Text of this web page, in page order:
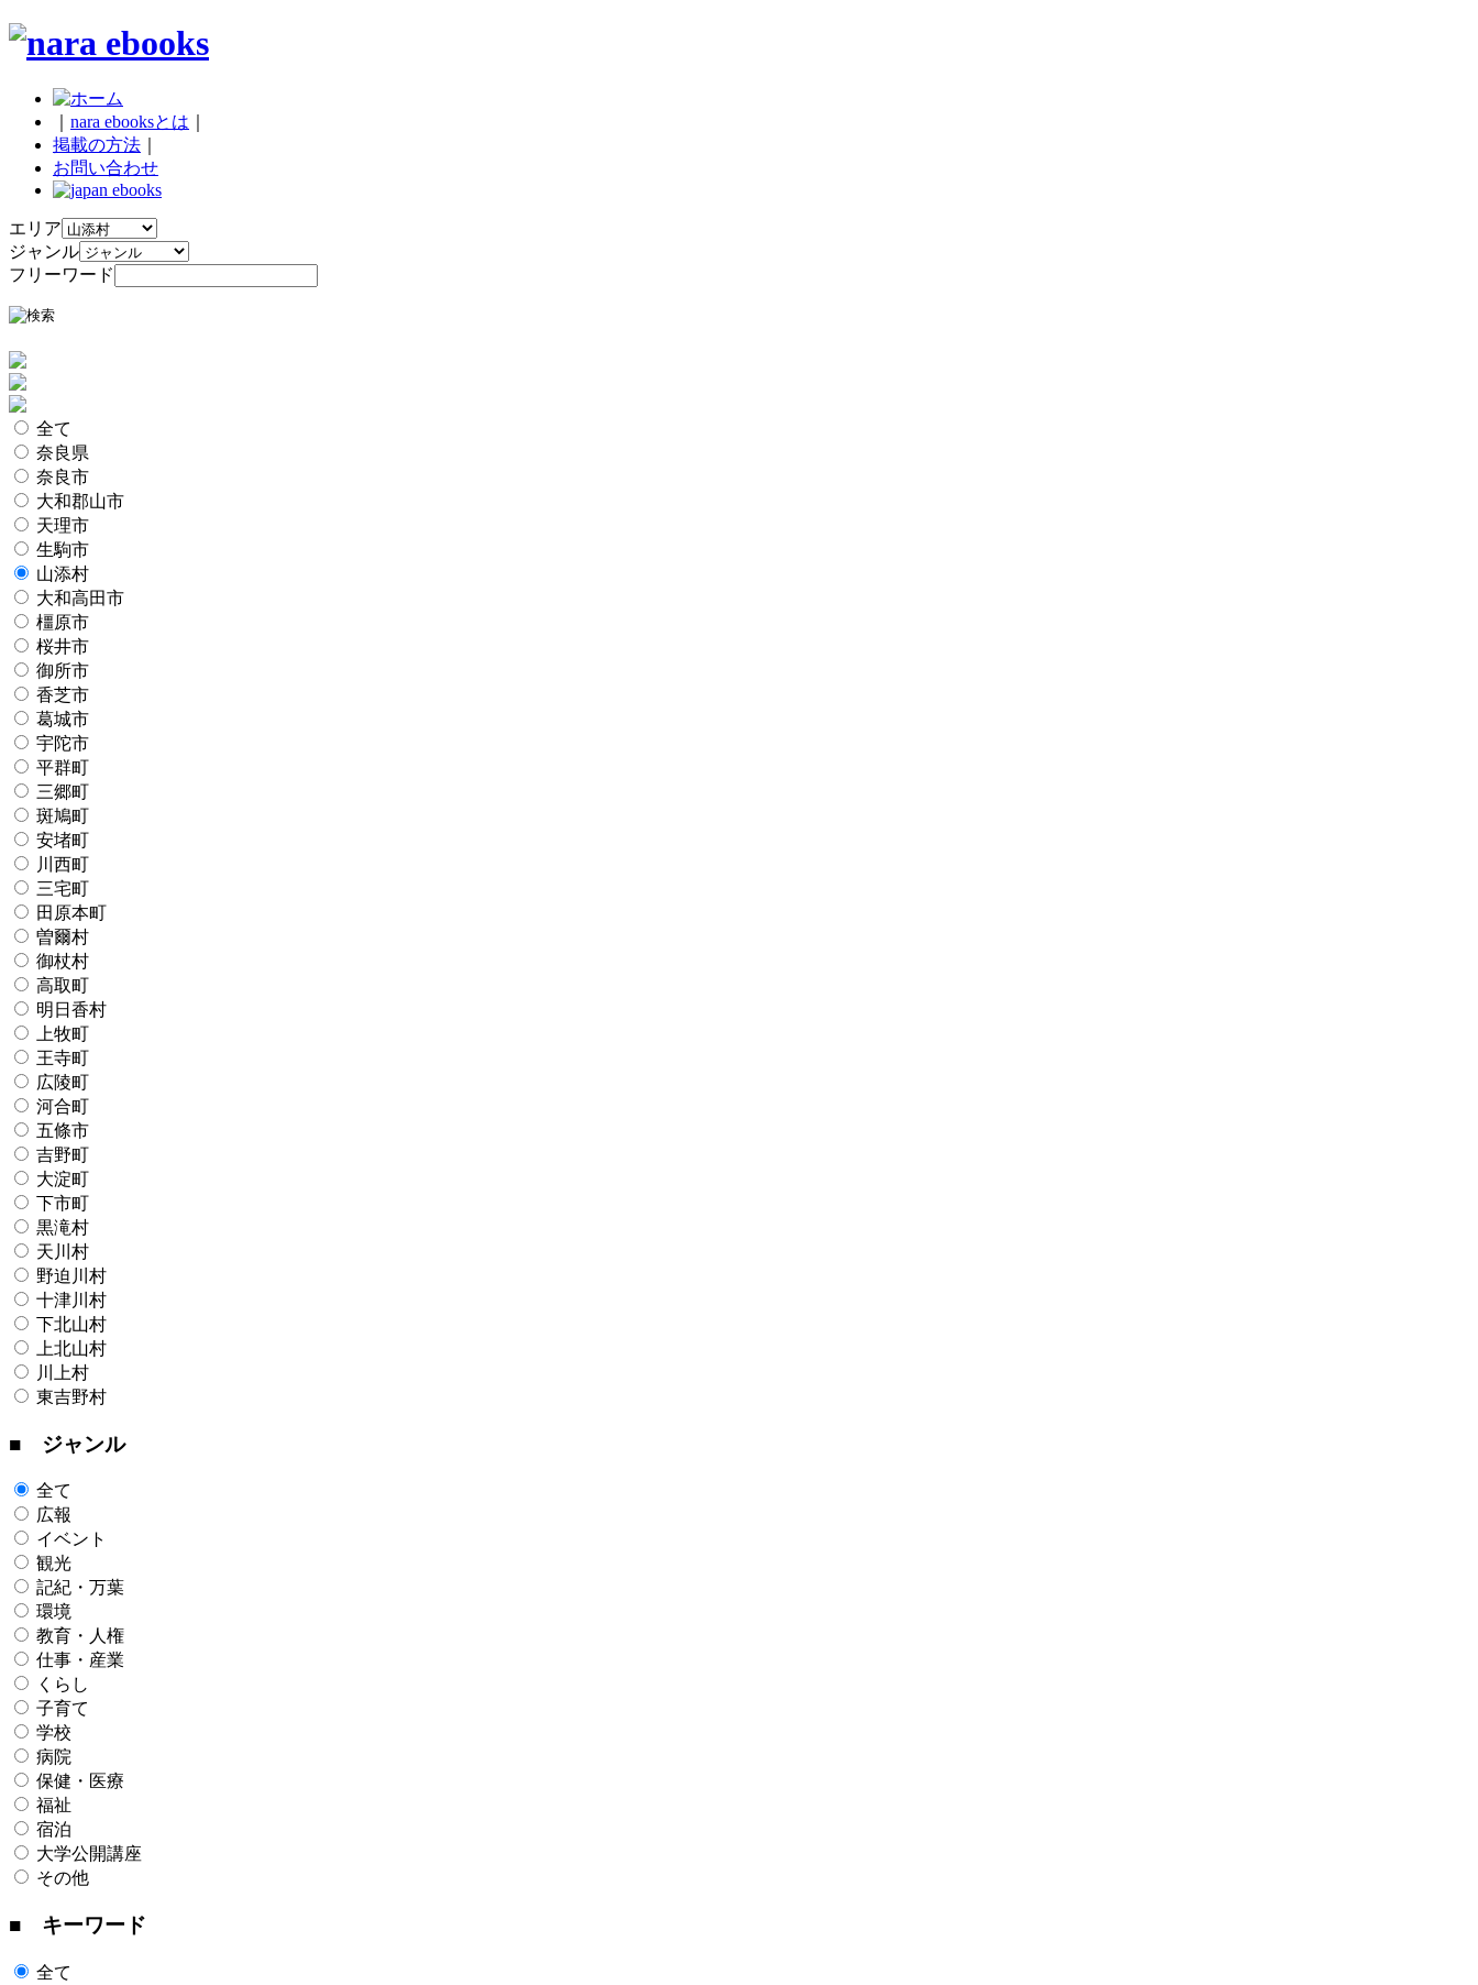
nara ebooksとは
掲載の方法
お問い合わせ
エリア
ジャンル
フリーワード
全て
奈良県
奈良市
大和郡山市
天理市
生駒市
山添村
大和高田市
橿原市
桜井市
御所市
香芝市
葛城市
宇陀市
平群町
三郷町
斑鳩町
安堵町
川西町
三宅町
田原本町
曽爾村
御杖村
高取町
明日香村
上牧町
王寺町
広陵町
河合町
五條市
吉野町
大淀町
下市町
黒滝村
天川村
野迫川村
十津川村
下北山村
上北山村
川上村
東吉野村
■ ジャンル
全て
広報
イベント
観光
記紀・万葉
環境
教育・人権
仕事・産業
くらし
子育て
学校
病院
保健・医療
福祉
宿泊
大学公開講座
その他
■ キーワード
全て